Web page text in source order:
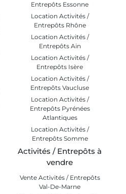
Entrepôts Essonne
Location Activités /
Entrepôts Rhône
Location Activités /
Entrepôts Ain
Location Activités /
Entrepôts Isère
Location Activités /
Entrepôts Vaucluse
Location Activités /
Entrepôts Pyrénées
Atlantiques
Location Activités /
Entrepôts Somme
Activités / Entrepôts à
vendre
Vente Activités / Entrepôts
Val-De-Marne